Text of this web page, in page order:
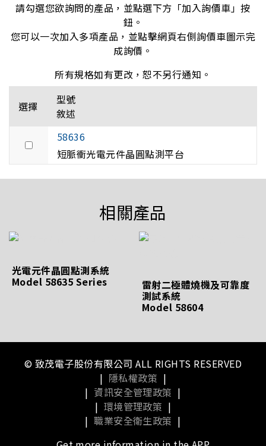
請勾選您欲詢問的產品，並點選下方「加入詢價車」按
鈕。
您可以一次加入多項產品，並點擊網頁右側詢價車圖示完
成詢價。
所有規格如有更改，恕不另行通知。
選擇
型號
敘述
58636
短脈衝光電元件晶圓點測平台
相關產品
光電元件晶圓點測系統
Model 58635 Series 雷射二極體燒機及可靠度
測試系統
Model 58604
© 致茂電子股份有限公司 ALL RIGHTS RESERVED
| 隱私權政策 |
| 資訊安全管理政策 |
| 環境管理政策 |
| 職業安全衛生政策 |